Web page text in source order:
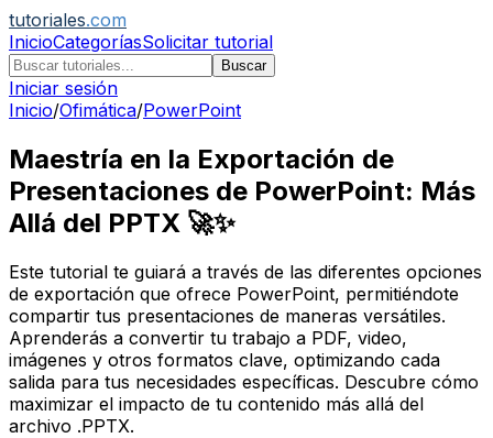
tutoriales.com
InicioCategoríasSolicitar tutorial
Buscar
Iniciar sesión
Inicio/Ofimática/PowerPoint
Maestría en la Exportación de
Presentaciones de PowerPoint: Más
Allá del PPTX 🚀✨
Este tutorial te guiará a través de las diferentes opciones
de exportación que ofrece PowerPoint, permitiéndote
compartir tus presentaciones de maneras versátiles.
Aprenderás a convertir tu trabajo a PDF, video,
imágenes y otros formatos clave, optimizando cada
salida para tus necesidades específicas. Descubre cómo
maximizar el impacto de tu contenido más allá del
archivo .PPTX.